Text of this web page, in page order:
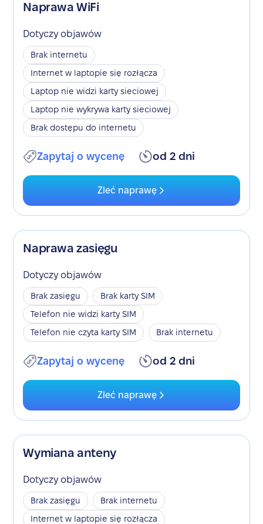
Naprawa WiFi
Dotyczy objawów
Brak internetu
Internet w laptopie się rozłącza
Laptop nie widzi karty sieciowej
Laptop nie wykrywa karty sieciowej
Brak dostępu do internetu
Zapytaj o wycenę od 2 dni
Zleć naprawę
Naprawa zasięgu
Dotyczy objawów
Brak zasięgu
Brak karty SIM
Telefon nie widzi karty SIM
Telefon nie czyta karty SIM
Brak internetu
Zapytaj o wycenę od 2 dni
Zleć naprawę
Wymiana anteny
Dotyczy objawów
Brak zasięgu
Brak internetu
Internet w laptopie się rozłącza